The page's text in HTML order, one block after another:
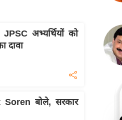
अभ्यर्थियों को
दावा
बोले, सरकार